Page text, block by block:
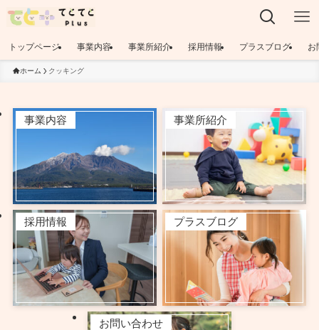
トップページ 事業内容 事業所紹介 採用情報 プラスブログ お
ホーム クッキング
事業内容 事業所紹介
採用情報 プラスブログ
お問い合わせ